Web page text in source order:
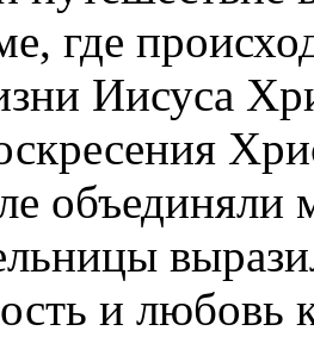
где
Иисуса
объединяли
и любовь